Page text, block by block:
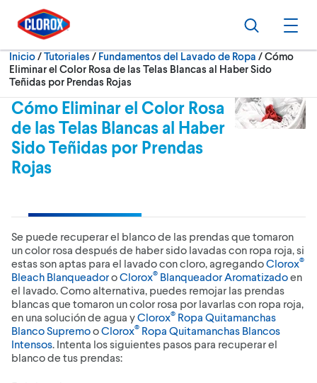
Ir al Menú principal
Ir a Contenido
Ir al Pie de página
Buscar
Inicio/Tutoriales Fundamentos del Lavado de Ropa
Cómo
Eliminar el Color Rosa de las Telas Blancas al Haber Sido
Teñidas por Prendas Rojas
Cómo Eliminar el Color Rosa
de las Telas Blancas al Haber
Sido Teñidas por Prendas
Rojas
Se puede recuperar el blanco de las prendas que tomaron
un color rosa después de haber sido lavadas con ropa roja, si
estas son aptas para el lavado con cloro, agregandoClorox®
Bleach BlanqueadoroClorox® Blanqueador Aromatizadoen
el lavado. Como alternativa, puedes remojar las prendas
blancas que tomaron un color rosa por lavarlas con ropa roja,
en una solución de agua yClorox® Ropa Quitamanchas
Blanco SupremooClorox® Ropa Quitamanchas Blancos
Intensos. Intenta los siguientes pasos para recuperar el
blanco de tus prendas: